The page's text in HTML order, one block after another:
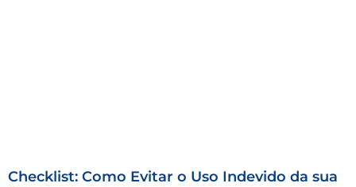
Checklist: Como Evitar o Uso Indevido da sua